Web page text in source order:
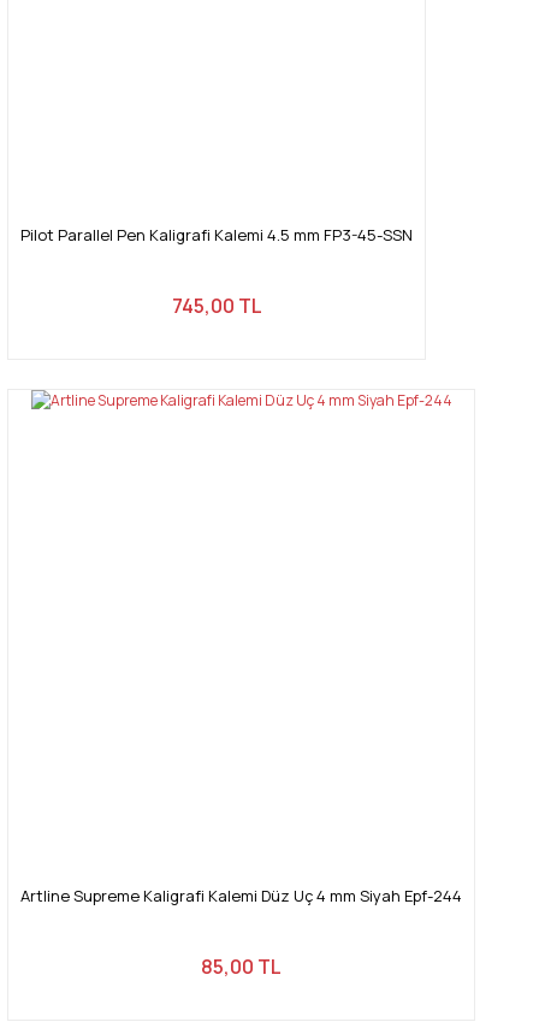
Pilot Parallel Pen Kaligrafi Kalemi 4.5 mm FP3-45-SSN
745,00 TL
Artline Supreme Kaligrafi Kalemi Düz Uç 4 mm Siyah Epf-244
85,00 TL